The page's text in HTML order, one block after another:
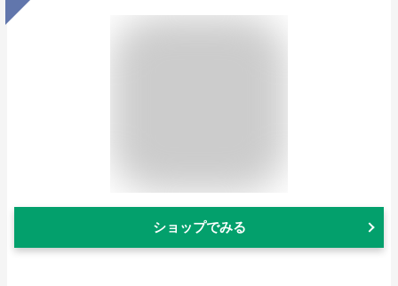
ショップでみる